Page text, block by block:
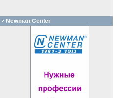
Newman Center